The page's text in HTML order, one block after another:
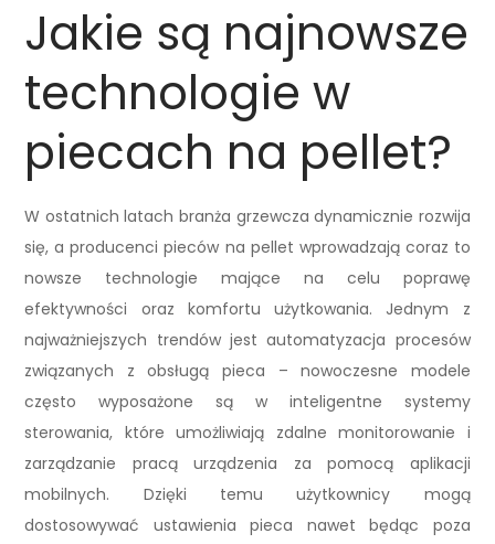
Jakie są najnowsze
technologie w
piecach na pellet?
W ostatnich latach branża grzewcza dynamicznie rozwija
się, a producenci pieców na pellet wprowadzają coraz to
nowsze technologie mające na celu poprawę
efektywności oraz komfortu użytkowania. Jednym z
najważniejszych trendów jest automatyzacja procesów
związanych z obsługą pieca – nowoczesne modele
często wyposażone są w inteligentne systemy
sterowania, które umożliwiają zdalne monitorowanie i
zarządzanie pracą urządzenia za pomocą aplikacji
mobilnych. Dzięki temu użytkownicy mogą
dostosowywać ustawienia pieca nawet będąc poza